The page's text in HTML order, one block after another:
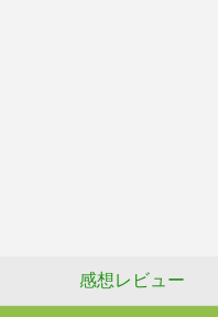
感想レビュー